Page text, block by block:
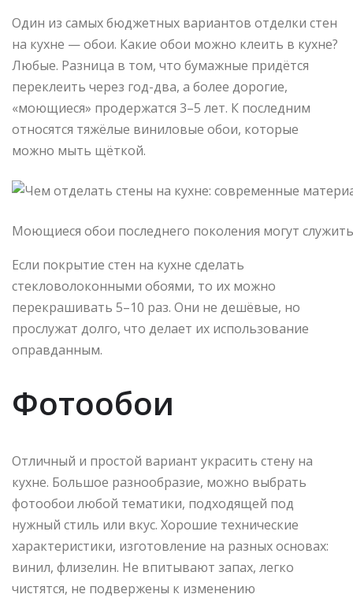
Один из самых бюджетных вариантов отделки стен
на кухне — обои. Какие обои можно клеить в кухне?
Любые. Разница в том, что бумажные придётся
переклеить через год-два, а более дорогие,
«моющиеся» продержатся 3–5 лет. К последним
относятся тяжёлые виниловые обои, которые
можно мыть щёткой.
Моющиеся обои последнего поколения могут
Если покрытие стен на кухне сделать
стекловолоконными обоями, то их можно
перекрашивать 5–10 раз. Они не дешёвые, но
прослужат долго, что делает их использование
оправданным.
Фотообои
Отличный и простой вариант украсить стену на
кухне. Большое разнообразие, можно выбрать
фотообои любой тематики, подходящей под
нужный стиль или вкус. Хорошие технические
характеристики, изготовление на разных основах:
винил, флизелин. Не впитывают запах, легко
чистятся, не подвержены к изменению